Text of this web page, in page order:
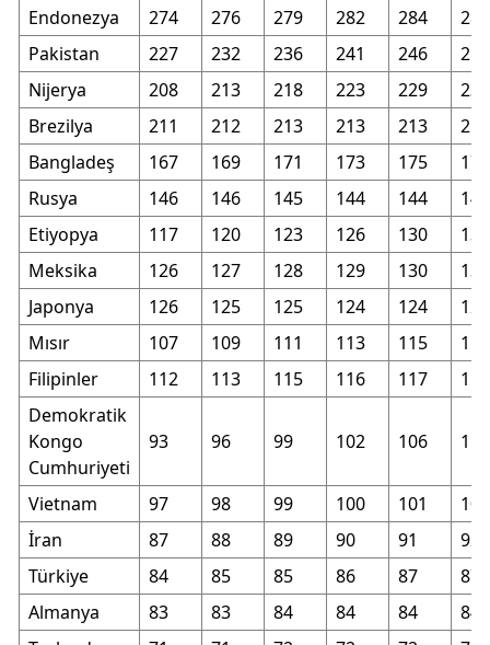
Endonezya
274 276 279 282 284
286
Pakistan
227 232 236 241 246
251
Nijerya
208 213 218 223 229
236
Brezilya
211 212 213 213 213
213
Bangladeş
167 169 171 173 175
176
Rusya
146 146 145 144 144
144
Etiyopya
117 120 123 126 130
134
Meksika
126 127 128 129 130
132
Japonya
126 125 125 124 124
123
Mısır
107 109 111 113 115
118
Filipinler
112 113 115 116 117
117
Demokratik
Kongo
Cumhuriyeti
93 96 99 102 106 110
Vietnam 97 98 99 100 101
101
İran
87 88 89 90 91
92
Türkiye
84 85 85 86 87
87
Almanya
83 83 84 84 84
84